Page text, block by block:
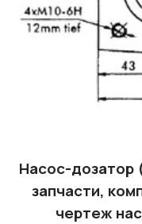
Насос-дозатор
запчасти,
чертеж